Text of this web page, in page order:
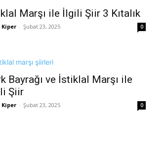
Marşı ile İlgili Şiir 3 Kıtalık
- Şubat 23, 2025 0
Bayrağı ve İstiklal Marşı ile
Şiir
- Şubat 23, 2025 0